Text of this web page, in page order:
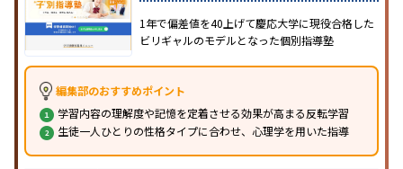
1年で偏差値を40上げて慶応大学に現役合格した
ビリギャルのモデルとなった個別指導塾
編集部のおすすめポイント
学習内容の理解度や記憶を定着させる効果が高まる反転学習
生徒一人ひとりの性格タイプに合わせ、心理学を用いた指導